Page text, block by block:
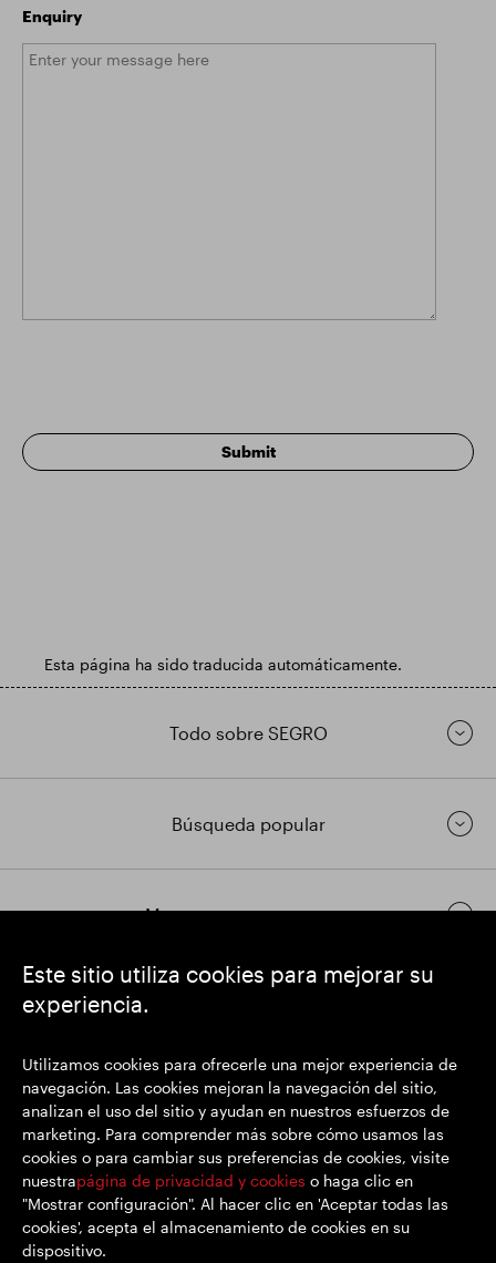
Este sitio utiliza cookies para mejorar su
experiencia.
Utilizamos cookies para ofrecerle una mejor experiencia de
navegación. Las cookies mejoran la navegación del sitio,
analizan el uso del sitio y ayudan en nuestros esfuerzos de
marketing. Para comprender más sobre cómo usamos las
cookies o para cambiar sus preferencias de cookies, visite
nuestrapágina de privacidad y cookies o haga clic en
"Mostrar configuración". Al hacer clic en 'Aceptar todas las
cookies', acepta el almacenamiento de cookies en su
dispositivo.
Enquiry
Esta página ha sido traducida automáticamente.
Todo sobre SEGRO
Búsqueda popular
Mantenerse en contacto
Domicilio social: 1 New Burlington Place, Londres W1S 2HR
Número de registro del Reino Unido 167591
Lugar de registro: Inglaterra y Gales
© SEGRO 2022
Descargo de responsabilidad